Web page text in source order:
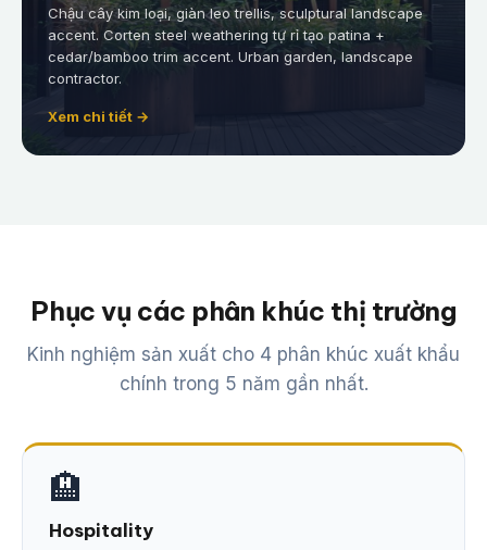
Chậu cây kim loại, giàn leo trellis, sculptural landscape
accent. Corten steel weathering tự rỉ tạo patina +
cedar/bamboo trim accent. Urban garden, landscape
contractor.
Xem chi tiết →
Phục vụ các phân khúc thị trường
Kinh nghiệm sản xuất cho 4 phân khúc xuất khẩu
chính trong 5 năm gần nhất.
🏨
Hospitality